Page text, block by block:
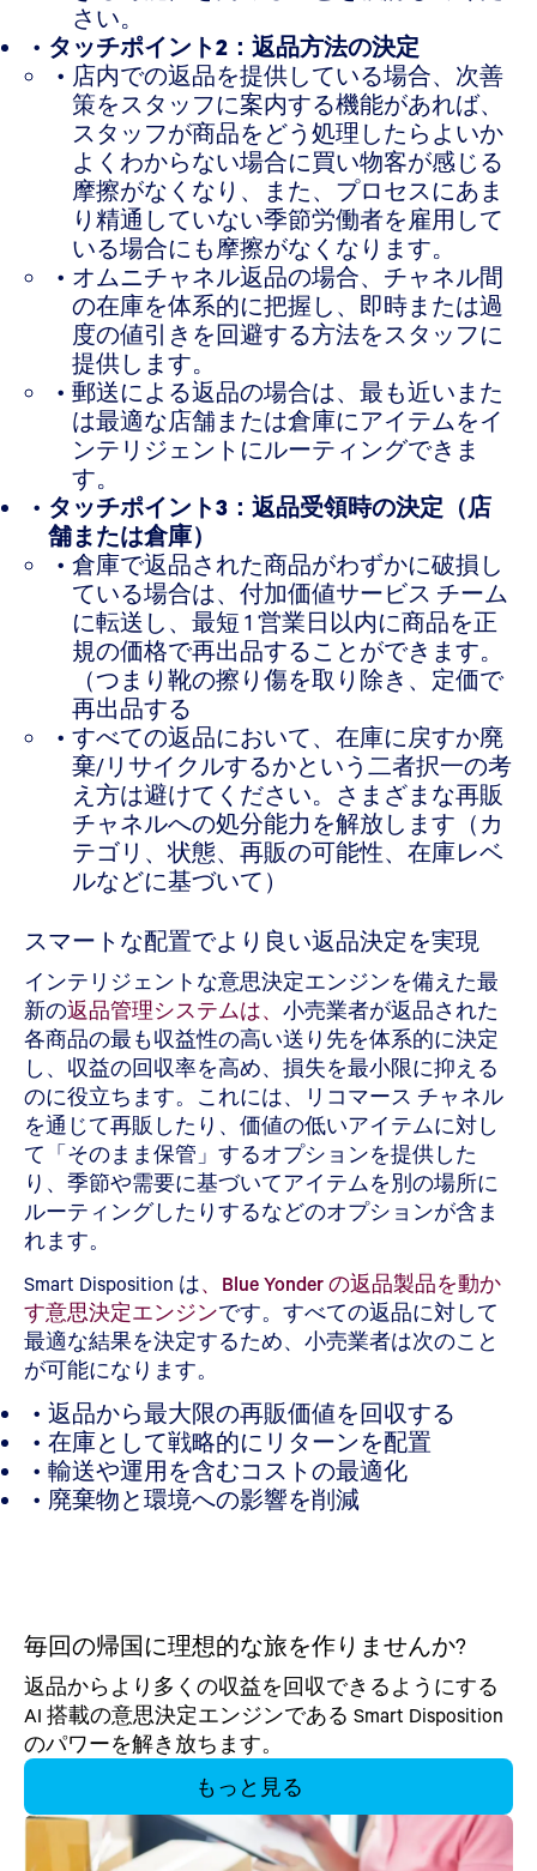
さい。
タッチポイント2：返品方法の決定
店内での返品を提供している場合、次善
策をスタッフに案内する機能があれば、
スタッフが商品をどう処理したらよいか
よくわからない場合に買い物客が感じる
摩擦がなくなり、また、プロセスにあま
り精通していない季節労働者を雇用して
いる場合にも摩擦がなくなります。
オムニチャネル返品の場合、チャネル間
の在庫を体系的に把握し、即時または過
度の値引きを回避する方法をスタッフに
提供します。
郵送による返品の場合は、最も近いまた
は最適な店舗または倉庫にアイテムをイ
ンテリジェントにルーティングできま
す。
タッチポイント3：返品受領時の決定（店
舗または倉庫）
倉庫で返品された商品がわずかに破損し
ている場合は、付加価値サービス チーム
に転送し、最短 1 営業日以内に商品を正
規の価格で再出品することができます。
（つまり靴の擦り傷を取り除き、定価で
再出品する
すべての返品において、在庫に戻すか廃
棄/リサイクルするかという二者択一の考
え方は避けてください。さまざまな再販
チャネルへの処分能力を解放します（カ
テゴリ、状態、再販の可能性、在庫レベ
ルなどに基づいて）
スマートな配置でより良い返品決定を実現
インテリジェントな意思決定エンジンを備えた最
新の返品管理システムは、 小売業者が返品された
各商品の最も収益性の高い送り先を体系的に決定
し、収益の回収率を高め、損失を最小限に抑える
のに役立ちます。これには、リコマース チャネル
を通じて再販したり、価値の低いアイテムに対し
て「そのまま保管」するオプションを提供した
り、季節や需要に基づいてアイテムを別の場所に
ルーティングしたりするなどのオプションが含ま
れます。
Smart Disposition は、Blue Yonder の返品製品を動か
す意思決定エンジンです。すべての返品に対して
最適な結果を決定するため、小売業者は次のこと
が可能になります。
返品から最大限の再販価値を回収する
在庫として戦略的にリターンを配置
輸送や運用を含むコストの最適化
廃棄物と環境への影響を削減
毎回の帰国に理想的な旅を作りませんか?
返品からより多くの収益を回収できるようにする
AI 搭載の意思決定エンジンである Smart Disposition
のパワーを解き放ちます。
もっと見る